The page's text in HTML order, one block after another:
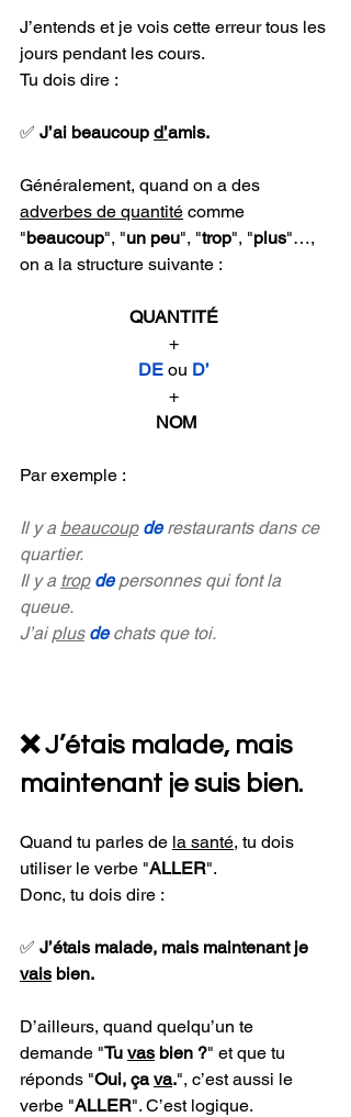
J’entends et je vois cette erreur tous les
jours pendant les cours.
Tu dois dire :
✅ J’ai beaucoup d’amis.
Généralement, quand on a des
adverbes de quantité comme
"beaucoup", "un peu", "trop", "plus"…,
on a la structure suivante :
QUANTITÉ
+
DE ou D’
+
NOM
Par exemple :
Il y a beaucoup de restaurants dans ce
quartier.
Il y a trop de personnes qui font la
queue.
J’ai plus de chats que toi.
❌ J’étais malade, mais
maintenant je suis bien.
Quand tu parles de la santé, tu dois
utiliser le verbe "ALLER".
Donc, tu dois dire :
✅ J’étais malade, mais maintenant je
vais bien.
D’ailleurs, quand quelqu’un te
demande "Tu vas bien ?" et que tu
réponds "Oui, ça va.", c’est aussi le
verbe "ALLER". C’est logique.